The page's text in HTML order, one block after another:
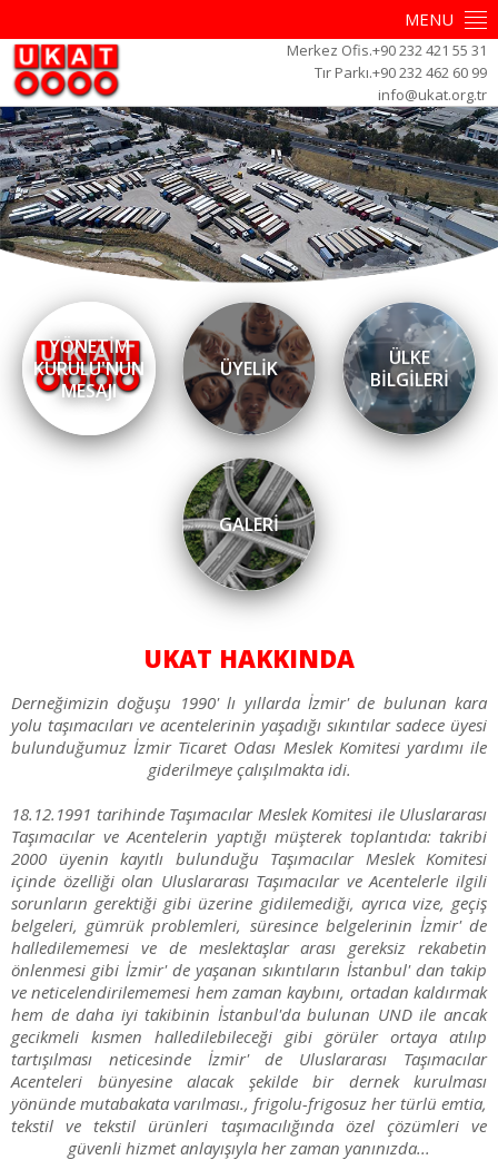
MENU
Merkez Ofis.+90 232 421 55 31
Tır Parkı.+90 232 462 60 99
info@ukat.org.tr
YÖNETİM
KURULU'NUN
MESAJI
ÜYELİK
ÜLKE
BİLGİLERİ
GALERİ
UKAT HAKKINDA
Derneğimizin doğuşu 1990' lı yıllarda İzmir' de bulunan kara
yolu taşımacıları ve acentelerinin yaşadığı sıkıntılar sadece üyesi
bulunduğumuz İzmir Ticaret Odası Meslek Komitesi yardımı ile
giderilmeye çalışılmakta idi.
18.12.1991 tarihinde Taşımacılar Meslek Komitesi ile Uluslararası
Taşımacılar ve Acentelerin yaptığı müşterek toplantıda: takribi
2000 üyenin kayıtlı bulunduğu Taşımacılar Meslek Komitesi
içinde özelliği olan Uluslararası Taşımacılar ve Acentelerle ilgili
sorunların gerektiği gibi üzerine gidilemediği, ayrıca vize, geçiş
belgeleri, gümrük problemleri, süresince belgelerinin İzmir' de
halledilememesi ve de meslektaşlar arası gereksiz rekabetin
önlenmesi gibi İzmir' de yaşanan sıkıntıların İstanbul' dan takip
ve neticelendirilememesi hem zaman kaybını, ortadan kaldırmak
hem de daha iyi takibinin İstanbul'da bulunan UND ile ancak
gecikmeli kısmen halledilebileceği gibi görüler ortaya atılıp
tartışılması neticesinde İzmir' de Uluslararası Taşımacılar
Acenteleri bünyesine alacak şekilde bir dernek kurulması
yönünde mutabakata varılması., frigolu-frigosuz her türlü emtia,
tekstil ve tekstil ürünleri taşımacılığında özel çözümleri ve
güvenli hizmet anlayışıyla her zaman yanınızda...